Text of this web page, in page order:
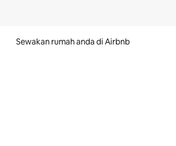
Sewakan rumah anda di Airbnb